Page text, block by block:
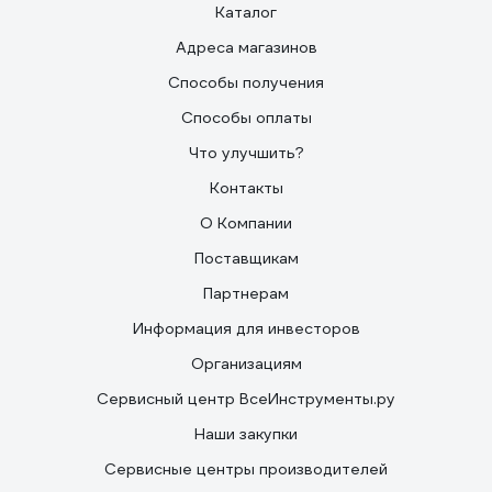
Каталог
Адреса магазинов
Способы получения
Способы оплаты
Что улучшить?
Контакты
О Компании
Поставщикам
Партнерам
Информация для инвесторов
Организациям
Сервисный центр ВсеИнструменты.ру
Наши закупки
Сервисные центры производителей